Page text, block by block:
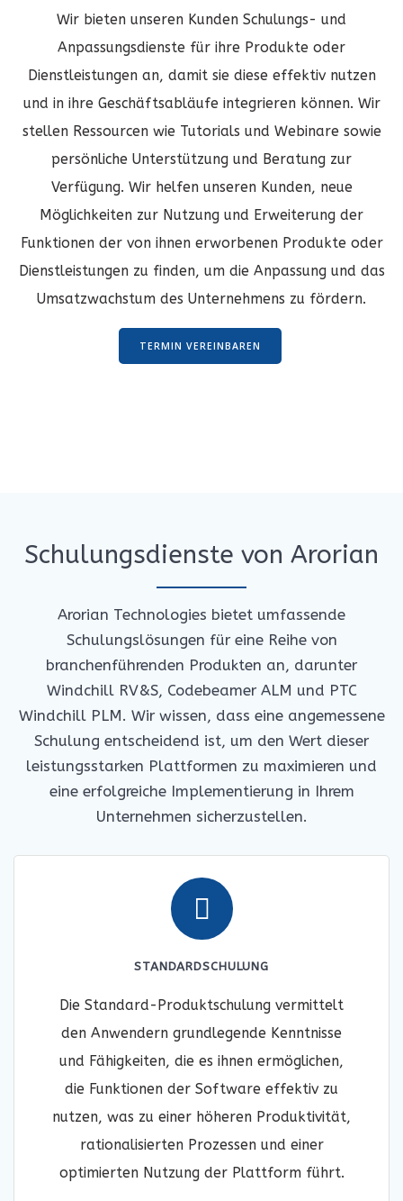
Wir bieten unseren Kunden Schulungs- und
Anpassungsdienste für ihre Produkte oder
Dienstleistungen an, damit sie diese effektiv nutzen
und in ihre Geschäftsabläufe integrieren können. Wir
stellen Ressourcen wie Tutorials und Webinare sowie
persönliche Unterstützung und Beratung zur
Verfügung. Wir helfen unseren Kunden, neue
Möglichkeiten zur Nutzung und Erweiterung der
Funktionen der von ihnen erworbenen Produkte oder
Dienstleistungen zu finden, um die Anpassung und das
Umsatzwachstum des Unternehmens zu fördern.
TERMIN VEREINBAREN
Schulungsdienste von Arorian
Arorian Technologies bietet umfassende
Schulungslösungen für eine Reihe von
branchenführenden Produkten an, darunter
Windchill RV&S, Codebeamer ALM und PTC
Windchill PLM. Wir wissen, dass eine angemessene
Schulung entscheidend ist, um den Wert dieser
leistungsstarken Plattformen zu maximieren und
eine erfolgreiche Implementierung in Ihrem
Unternehmen sicherzustellen.
STANDARDSCHULUNG
Die Standard-Produktschulung vermittelt
den Anwendern grundlegende Kenntnisse
und Fähigkeiten, die es ihnen ermöglichen,
die Funktionen der Software effektiv zu
nutzen, was zu einer höheren Produktivität,
rationalisierten Prozessen und einer
optimierten Nutzung der Plattform führt.